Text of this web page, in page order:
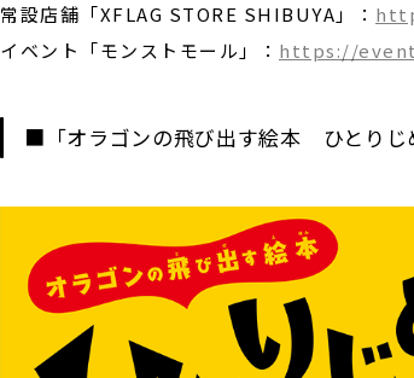
常設店舗「XFLAG STORE SHIBUYA」：
イベント「モンストモール」： https://
■「オラゴンの飛び出す絵本 ひとりじ